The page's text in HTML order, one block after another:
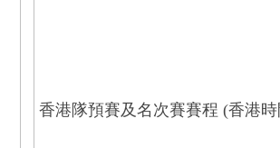
香港隊預賽及名次賽賽程 (香港